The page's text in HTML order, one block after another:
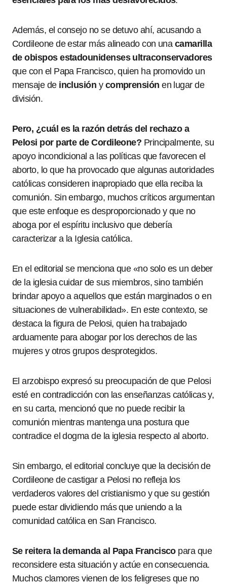
Además, el consejo no se detuvo ahí, acusando a
Cordileone de estar más alineado con una camarilla
de obispos estadounidenses ultraconservadores
que con el Papa Francisco, quien ha promovido un
mensaje de inclusión y comprensión en lugar de
división.
Pero, ¿cuál es la razón detrás del rechazo a
Pelosi por parte de Cordileone? Principalmente, su
apoyo incondicional a las políticas que favorecen el
aborto, lo que ha provocado que algunas autoridades
católicas consideren inapropiado que ella reciba la
comunión. Sin embargo, muchos críticos argumentan
que este enfoque es desproporcionado y que no
aboga por el espíritu inclusivo que debería
caracterizar a la Iglesia católica.
En el editorial se menciona que «no solo es un deber
de la iglesia cuidar de sus miembros, sino también
brindar apoyo a aquellos que están marginados o en
situaciones de vulnerabilidad». En este contexto, se
destaca la figura de Pelosi, quien ha trabajado
arduamente para abogar por los derechos de las
mujeres y otros grupos desprotegidos.
El arzobispo expresó su preocupación de que Pelosi
esté en contradicción con las enseñanzas católicas y,
en su carta, mencionó que no puede recibir la
comunión mientras mantenga una postura que
contradice el dogma de la iglesia respecto al aborto.
Sin embargo, el editorial concluye que la decisión de
Cordileone de castigar a Pelosi no refleja los
verdaderos valores del cristianismo y que su gestión
puede estar dividiendo más que uniendo a la
comunidad católica en San Francisco.
Se reitera la demanda al Papa Franciscopara que
reconsidere esta situación y actúe en consecuencia.
Muchos clamores vienen de los feligreses que no